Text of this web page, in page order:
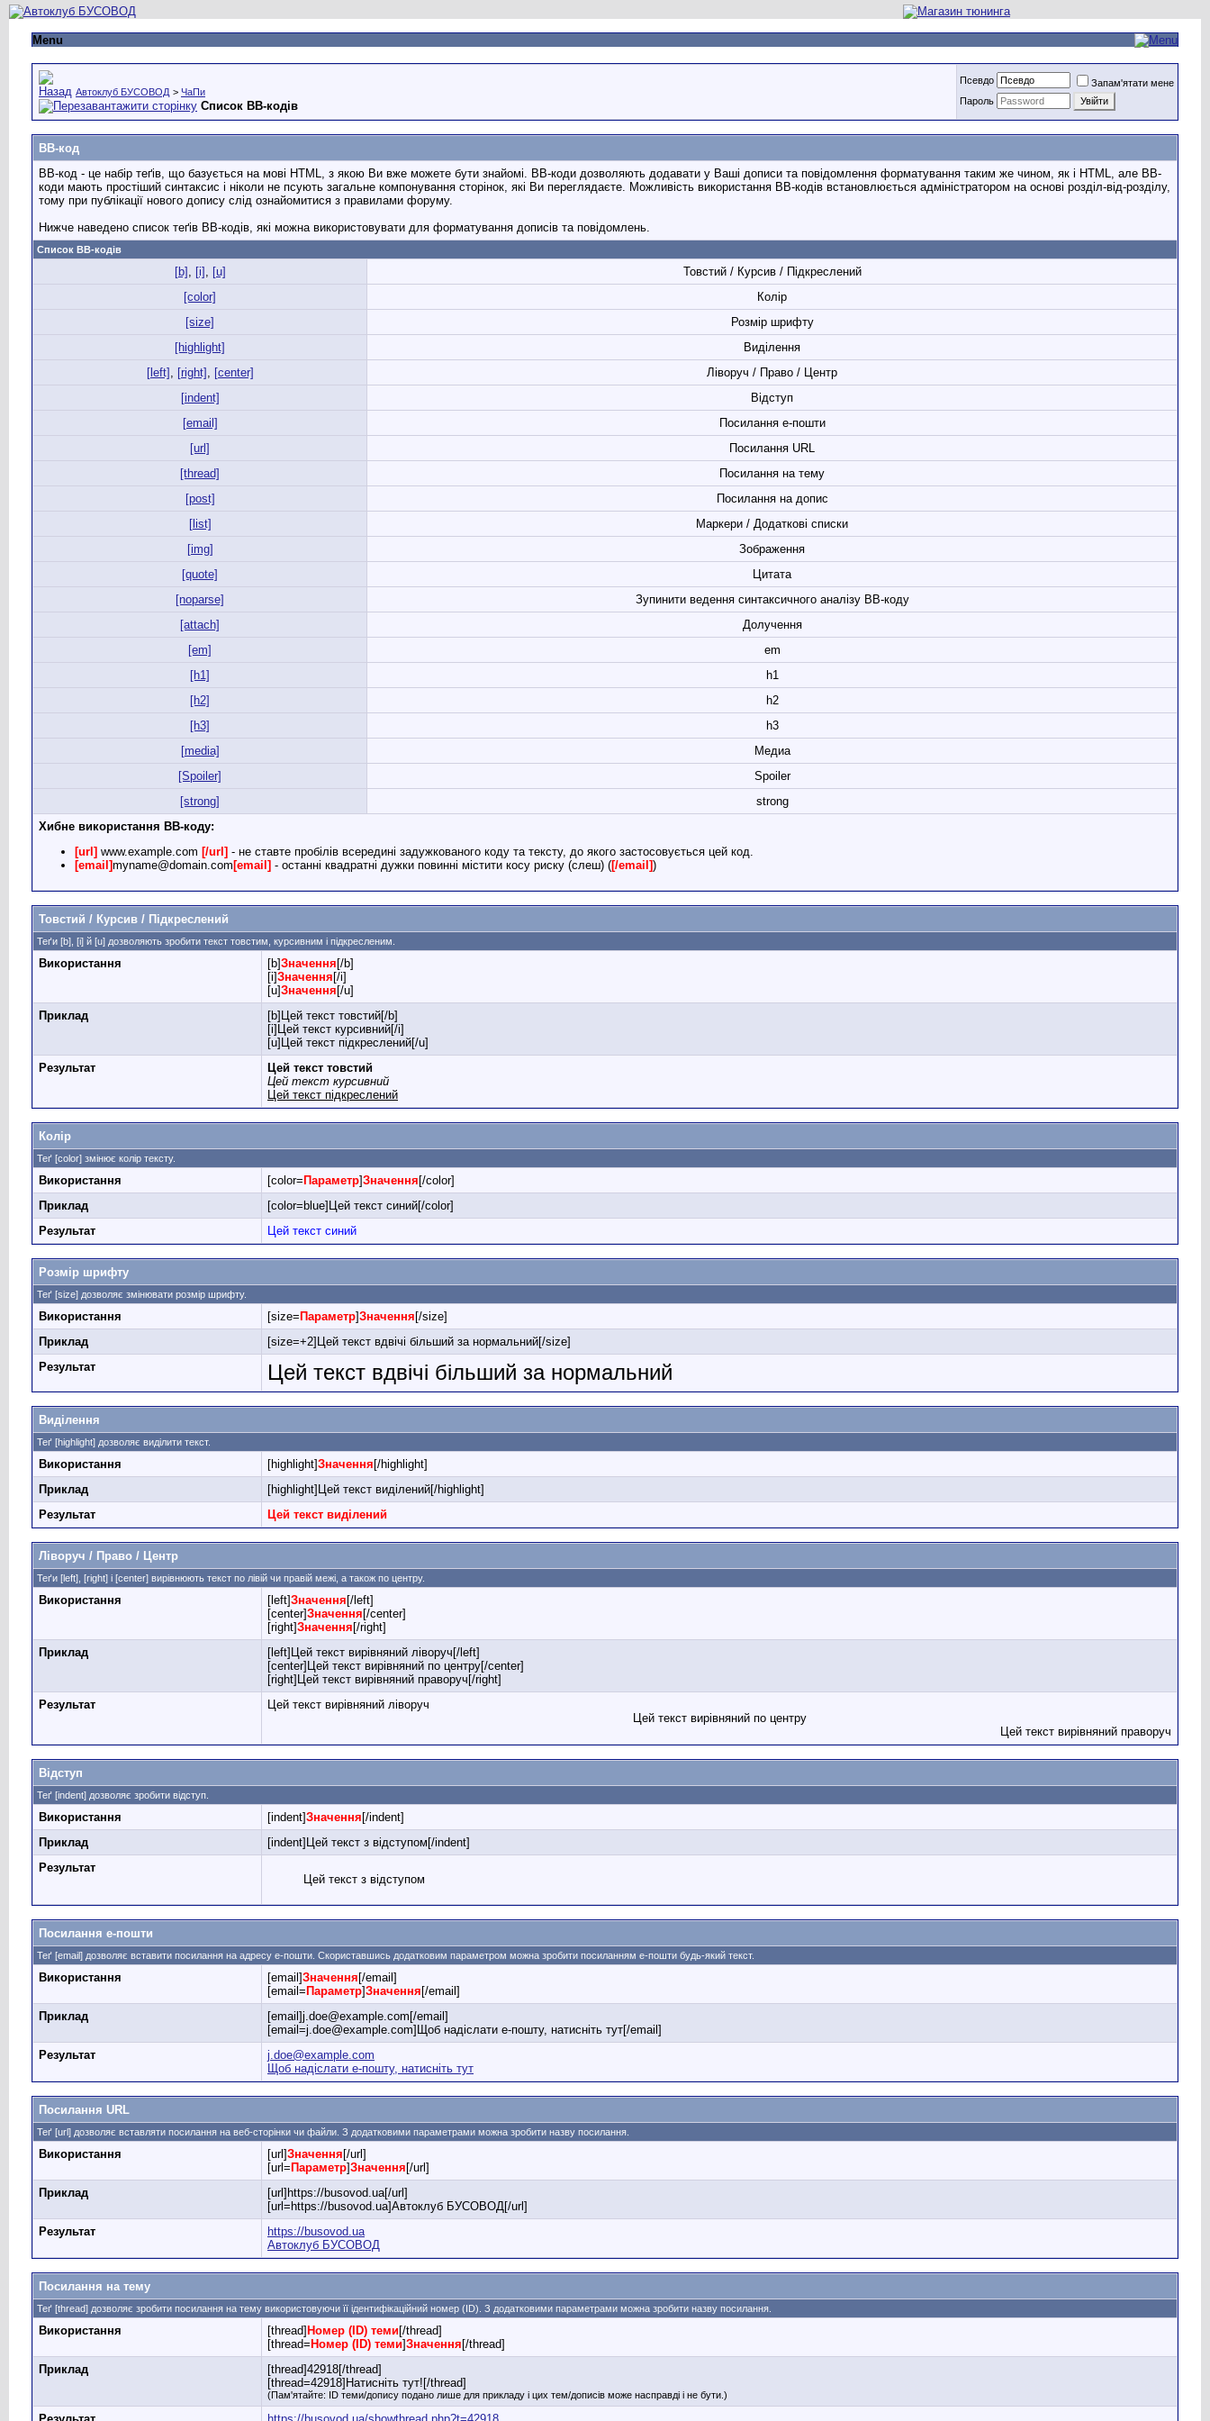
Menu
Автоклуб БУСОВОД > ЧаПи
Список BB-кодів
Псевдо
Запам'ятати мене
Пароль
BB-код
BB-код - це набір теґів, що базується на мові HTML, з якою Ви вже можете бути знайомі. ВВ-коди дозволяють додавати у Ваші дописи та повідомлення форматування таким же чином, як і HTML, але ВВ-
коди мають простіший синтаксис і ніколи не псують загальне компонування сторінок, які Ви переглядаєте. Можливість використання ВВ-кодів встановлюється адміністратором на основі розділ-від-розділу,
тому при публікації нового допису слід ознайомитися з правилами форуму.
Нижче наведено список теґів ВВ-кодів, які можна використовувати для форматування дописів та повідомлень.
Список BB-кодів
[b] [i] [u]
Товстий / Курсив / Підкреслений
[color]
Колір
[size]
Розмір шрифту
[highlight]
Виділення
[left]
[right] [center]
Ліворуч / Право / Центр
[indent]
Відступ
[email]
Посилання е-пошти
[url]
Посилання URL
[thread]
Посилання на тему
[post]
Посилання на допис
[list]
Маркери / Додаткові списки
[img]
Зображення
[quote]
Цитата
[noparse]
Зупинити ведення синтаксичного аналізу ВВ-коду
[attach]
Долучення
[em]
em
[h1]
h1
[h2]
h2
[h3]
h3
[media]
Медиа
[Spoiler]
Spoiler
[strong]
strong
Хибне використання BB-коду:
[url] www.example.com [/url] - не ставте пробілів всередині задужкованого коду та тексту, до якого застосовується цей код.
[email]myname@domain.com [email] - останні квадратні дужки повинні містити косу риску (слеш) ([/email])
Товстий / Курсив / Підкреслений
Теґи [b], [i] й [u] дозволяють зробити текст товстим, курсивним і підкресленим.
Використання [b]Значення[/b]
[i]Значення[/i]
[u]Значення[/u]
Приклад
[b]Цей текст товстий[/b]
[i]Цей текст курсивний[/i]
[u]Цей текст підкреслений[/u]
Результат
Цей текст товстий
Цей текст курсивний
Цей текст підкреслений
Колір
Теґ [color] змінює колір тексту.
Використання [color=Параметр]Значення[/color]
Приклад
[color=blue]Цей текст синий[/color]
Результат
Цей текст синий
Розмір шрифту
Теґ [size] дозволяє змінювати розмір шрифту.
Використання [size=Параметр]Значення[/size]
Приклад
[size=+2]Цей текст вдвічі більший за нормальний[/size]
Результат
Цей текст вдвічі більший за нормальний
Виділення
Теґ [highlight] дозволяє виділити текст.
Використання [highlight]Значення[/highlight]
Приклад
[highlight]Цей текст виділений[/highlight]
Результат
Цей текст виділений
Ліворуч / Право / Центр
Теґи [left], [right] і [center] вирівнюють текст по лівій чи правій межі, а також по центру.
Використання [left]Значення[/left]
[center]Значення[/center]
[right]Значення[/right]
Приклад
[left]Цей текст вирівняний ліворуч[/left]
[center]Цей текст вирівняний по центру[/center]
[right]Цей текст вирівняний праворуч[/right]
Результат
Цей текст вирівняний ліворуч
Цей текст вирівняний по центру
Цей текст вирівняний праворуч
Відступ
Теґ [indent] дозволяє зробити відступ.
Використання [indent]Значення[/indent]
Приклад
[indent]Цей текст з відступом[/indent]
Результат
Цей текст з відступом
Посилання е-пошти
Теґ [email] дозволяє вставити посилання на адресу е-пошти. Скориставшись додатковим параметром можна зробити посиланням е-пошти будь-який текст.
Використання [email]Значення[/email]
[email=Параметр]Значення[/email]
Приклад
[email]j.doe@example.com[/email]
[email=j.doe@example.com]Щоб надіслати е-пошту, натисніть тут[/email]
Результат
j.doe@example.com
Щоб надіслати е-пошту, натисніть тут
Посилання URL
Теґ [url] дозволяє вставляти посилання на веб-сторінки чи файли. З додатковими параметрами можна зробити назву посилання.
Використання [url]Значення[/url]
[url=Параметр]Значення[/url]
Приклад
[url]https://busovod.ua[/url]
[url=https://busovod.ua]Автоклуб БУСОВОД[/url]
Результат
https://busovod.ua
Автоклуб БУСОВОД
Посилання на тему
Теґ [thread] дозволяє зробити посилання на тему використовуючи її ідентифікаційний номер (ID). З додатковими параметрами можна зробити назву посилання.
Використання [thread]Номер (ID) теми[/thread]
[thread=Номер (ID) теми]Значення[/thread]
Приклад
[thread]42918[/thread]
[thread=42918]Натисніть тут![/thread]
(Пам'ятайте: ID теми/допису подано лише для прикладу і цих тем/дописів може насправді і не бути.)